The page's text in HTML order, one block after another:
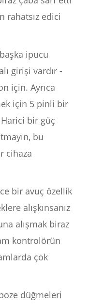
rahatsız edici
ipucu
girişi vardır -
için. Ayrıca
için 5 pinli bir
bir güç
bu
cihaza
bir avuç özellik
alışkınsanız
alışmak biraz
kontrolörün
çok
düğmeleri